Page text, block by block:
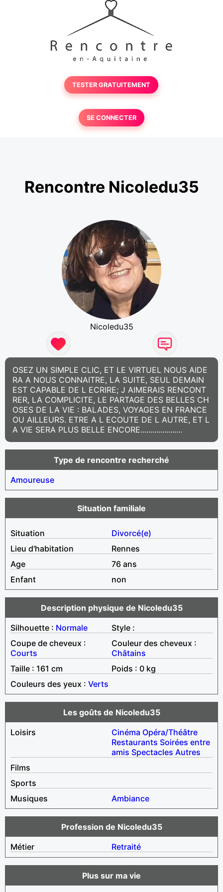
TESTER GRATUITEMENT
SE CONNECTER
Rencontre Nicoledu35
Nicoledu35
OSEZ UN SIMPLE CLIC, ET LE VIRTUEL NOUS AIDE
RA A NOUS CONNAITRE, LA SUITE, SEUL DEMAIN
EST CAPABLE DE L ECRIRE; J AIMERAIS RENCONT
RER, LA COMPLICITE, LE PARTAGE DES BELLES CH
OSES DE LA VIE : BALADES, VOYAGES EN FRANCE
OU AILLEURS. ETRE A L ECOUTE DE L AUTRE, ET L
A VIE SERA PLUS BELLE ENCORE.....................
Type de rencontre recherché
Amoureuse
Situation familiale
Situation
Divorcé(e)
Lieu d'habitation
Rennes
Age
76 ans
Enfant
non
Description physique de Nicoledu35
Silhouette : Normale
Style :
Coupe de cheveux :
Courts
Couleur des cheveux :
Châtains
Taille : 161 cm
Poids : 0 kg
Couleurs des yeux : Verts
Les goûts de Nicoledu35
Loisirs
Cinéma Opéra/Théâtre
Restaurants Soirées entre
amis Spectacles Autres
Films
Sports
Musiques
Ambiance
Profession de Nicoledu35
Métier
Retraité
Plus sur ma vie